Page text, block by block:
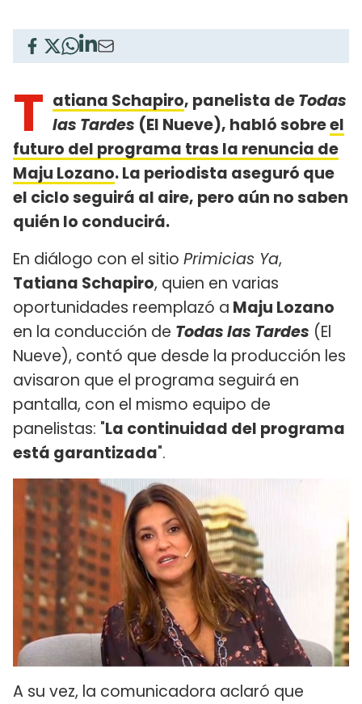
T atiana Schapiro, panelista deTodas
las Tardes (El Nueve), habló sobreel
futuro del programa tras la renuncia de
Maju Lozano. La periodista aseguró que
el ciclo seguirá al aire, pero aún no saben
quién lo conducirá.
En diálogo con el sitio Primicias Ya,
Tatiana Schapiro, quien en varias
oportunidades reemplazó a Maju Lozano
en la conducción de Todas las Tardes (El
Nueve), contó que desde la producción les
avisaron que el programa seguirá en
pantalla, con el mismo equipo de
panelistas: "La continuidad del programa
está garantizada".
A su vez, la comunicadora aclaró que